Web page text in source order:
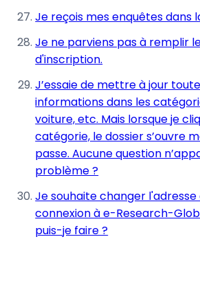
Je reçois mes enquêtes dans
Je ne parviens pas à remplir
d'inscription.
J’essaie de mettre à jour
informations dans les
voiture, etc. Mais lorsque je
catégorie, le dossier s’ouvre
passe. Aucune question
problème ?
Je souhaite changer
connexion à e-Research-
puis-je faire ?